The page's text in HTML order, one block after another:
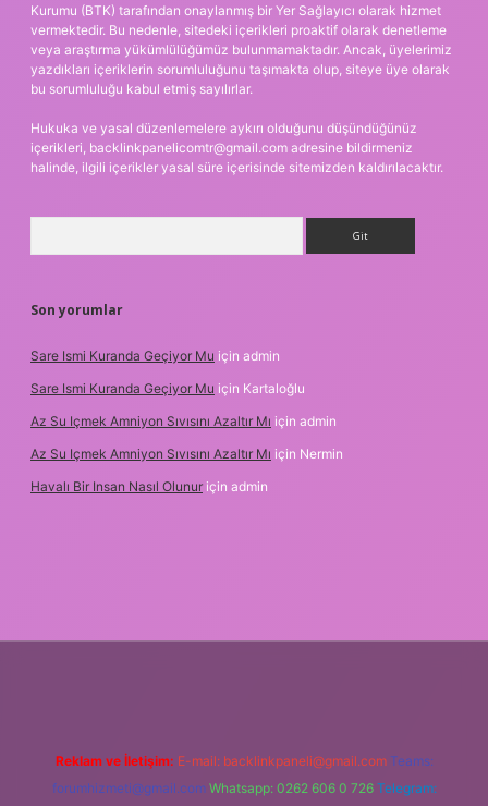
Kurumu (BTK) tarafından onaylanmış bir Yer Sağlayıcı olarak hizmet
vermektedir. Bu nedenle, sitedeki içerikleri proaktif olarak denetleme
veya araştırma yükümlülüğümüz bulunmamaktadır. Ancak, üyelerimiz
yazdıkları içeriklerin sorumluluğunu taşımakta olup, siteye üye olarak
bu sorumluluğu kabul etmiş sayılırlar.
Hukuka ve yasal düzenlemelere aykırı olduğunu düşündüğünüz
içerikleri, backlinkpanelicomtr@gmail.com adresine bildirmeniz
halinde, ilgili içerikler yasal süre içerisinde sitemizden kaldırılacaktır.
Son yorumlar
Sare Ismi Kuranda Geçiyor Mu için admin
Sare Ismi Kuranda Geçiyor Mu için Kartaloğlu
Az Su Içmek Amniyon Sıvısını Azaltır Mı için admin
Az Su Içmek Amniyon Sıvısını Azaltır Mı için Nermin
Havalı Bir Insan Nasıl Olunur için admin
Reklam ve İletişim: E-mail: backlinkpaneli@gmail.com Teams:
forumhizmeti@gmail.com Whatsapp: 0262 606 0 726 Telegram: